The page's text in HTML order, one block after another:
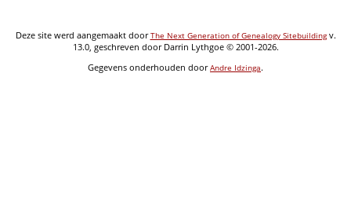
Deze site werd aangemaakt doorThe Next Generation of Genealogy Sitebuildingv.
13.0, geschreven door Darrin Lythgoe © 2001-2026.
Gegevens onderhouden doorAndre Idzinga.